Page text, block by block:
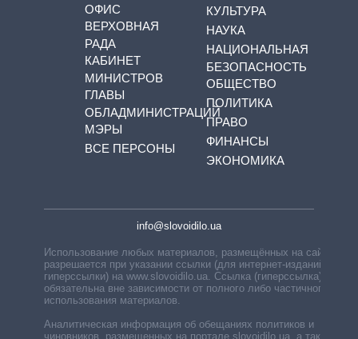
ОФИС
ВЕРХОВНАЯ
РАДА
КАБИНЕТ
МИНИСТРОВ
ГЛАВЫ
ОБЛАДМИНИСТРАЦИЙ
МЭРЫ
ВСЕ ПЕРСОНЫ
КУЛЬТУРА
НАУКА
НАЦИОНАЛЬНАЯ
БЕЗОПАСНОСТЬ
ОБЩЕСТВО
ПОЛИТИКА
ПРАВО
ФИНАНСЫ
ЭКОНОМИКА
info@slovoidilo.ua
Использование любых материалов, размещённых на сайте,
разрешается при указании ссылки (для интернет-изданий —
гиперссылки) на www.slovoidilo.ua. Ссылка (гиперссылка)
обязательна вне зависимости от полного либо частичного
использования материалов.
Аналитическая информация об обещаниях политиков и
чиновников, размещенных на портале slovoidilo.ua, а также